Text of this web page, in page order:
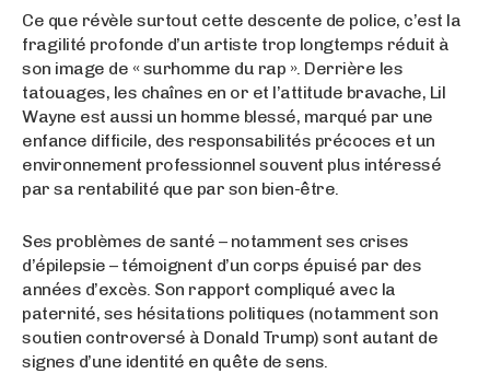
Ce que révèle surtout cette descente de police, c’est la
fragilité profonde d’un artiste trop longtemps réduit à
son image de « surhomme du rap ». Derrière les
tatouages, les chaînes en or et l’attitude bravache, Lil
Wayne est aussi un homme blessé, marqué par une
enfance difficile, des responsabilités précoces et un
environnement professionnel souvent plus intéressé
par sa rentabilité que par son bien-être.
Ses problèmes de santé – notamment ses crises
d’épilepsie – témoignent d’un corps épuisé par des
années d’excès. Son rapport compliqué avec la
paternité, ses hésitations politiques (notamment son
soutien controversé à Donald Trump) sont autant de
signes d’une identité en quête de sens.